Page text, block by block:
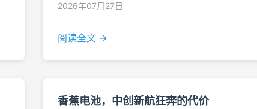
2026年07月27日
阅读全文 →
香蕉电池，中创新航狂奔的代价